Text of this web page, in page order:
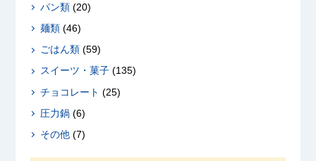
パン類(20)
麺類(46)
ごはん類(59)
スイーツ・菓子(135)
チョコレート (25)
圧力鍋(6)
その他(7)